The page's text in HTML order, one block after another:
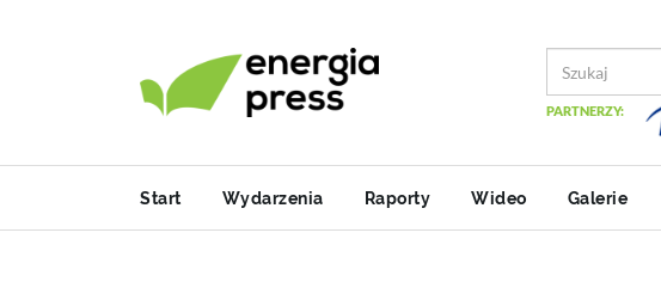
PARTNERZY:
Start Wydarzenia Raporty Wideo Galerie